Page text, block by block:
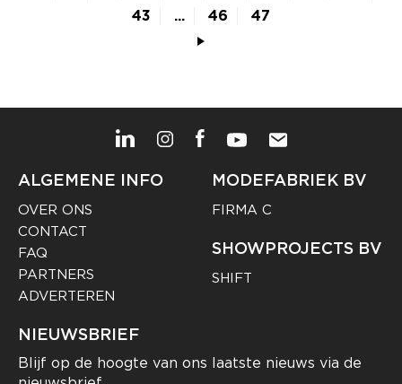
43
... 46 47
ALGEMENE INFO
OVER ONS
CONTACT
FAQ
PARTNERS
ADVERTEREN
MODEFABRIEK BV
FIRMA C
SHOWPROJECTS BV
SHIFT
NIEUWSBRIEF
Blijf op de hoogte van ons laatste nieuws via de